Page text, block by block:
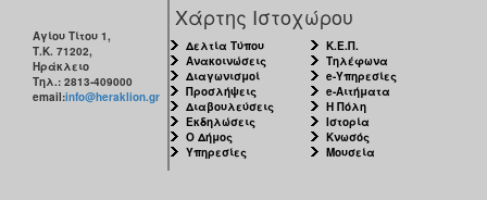
Αγίου Τίτου 1,
Τ.Κ. 71202,
Ηράκλειο
Τηλ.: 2813-409000
email:info@heraklion.gr
Χάρτης Ιστοχώρου
Δελτία Τύπου
Ανακοινώσεις
Διαγωνισμοί
Προσλήψεις
Διαβουλεύσεις
Εκδηλώσεις
Ο Δήμος
Υπηρεσίες
Κ.Ε.Π.
Τηλέφωνα
e-Υπηρεσίες
e-Αιτήματα
Η Πόλη
Ιστορία
Κνωσός
Μουσεία